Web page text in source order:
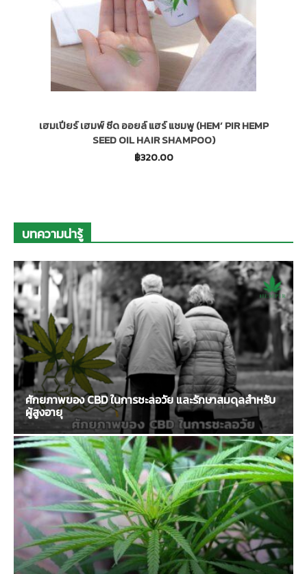
เฮมเปียร์ เฮมพ์ ซีด ออยล์ แฮร์ แชมพู (HEM’ PIR HEMP
SEED OIL HAIR SHAMPOO)
฿320.00
บทความน่ารู้
ศักยภาพของ CBD ในการชะลอวัย และรักษาสมดุลสำหรับ
ผู้สูงอายุ